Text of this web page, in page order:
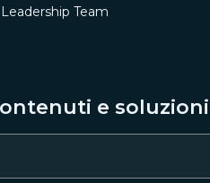
Team
e